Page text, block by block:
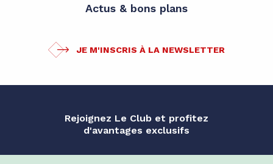
Actus & bons plans
JE M'INSCRIS À LA NEWSLETTER
Rejoignez Le Club et profitez
d'avantages exclusifs